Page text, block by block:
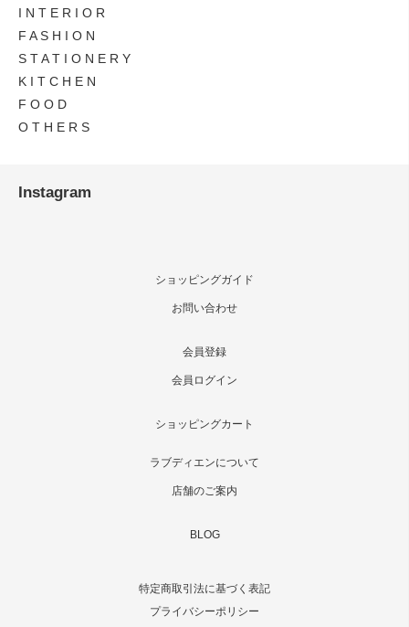
I N T E R I O R
F A S H I O N
S T A T I O N E R Y
K I T C H E N
F O O D
O T H E R S
Instagram
ショッピングガイド
お問い合わせ
会員登録
会員ログイン
ショッピングカート
ラブディエンについて
店舗のご案内
BLOG
特定商取引法に基づく表記
プライバシーポリシー